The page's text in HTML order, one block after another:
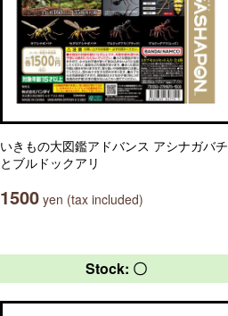
いきもの大図鑑アドバンス アシナガバチ
とブルドックアリ
1500 yen (tax included)
Stock: 〇